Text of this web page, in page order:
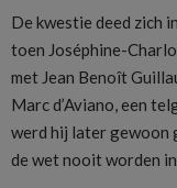
De kwestie deed zich
toen Joséphine-
met Jean Benoît
Marc d’Aviano, een
werd hij later gewoon
de wet nooit worden